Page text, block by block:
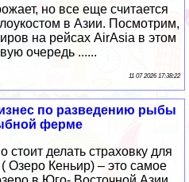
но все еще считается
в Азии. Посмотрим,
на рейсах AirAsia в этом
очередь ......
11 07 2026 17:38:22
по разведению рыбы
ферме
делать страховку для
Озеро Кеньир) – это самое